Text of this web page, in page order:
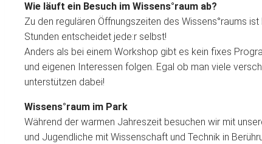
Wie läuft ein Besuch im Wissens°raum ab?
Zu den regulären Öffnungszeiten des Wissens°raums
Stunden entscheidet jede:r selbst!
Anders als bei einem Workshop gibt es kein fixes
und eigenen Interessen folgen. Egal ob man viele
unterstützen dabei!
Wissens°raum im Park
Während der warmen Jahreszeit besuchen wir mit
und Jugendliche mit Wissenschaft und Technik in